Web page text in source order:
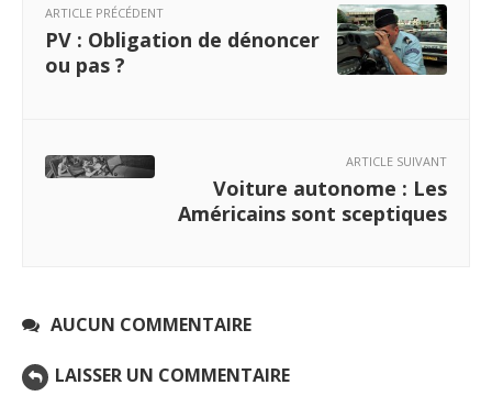
ARTICLE PRÉCÉDENT
PV : Obligation de dénoncer
ou pas ?
ARTICLE SUIVANT
Voiture autonome : Les
Américains sont sceptiques
AUCUN COMMENTAIRE
LAISSER UN COMMENTAIRE